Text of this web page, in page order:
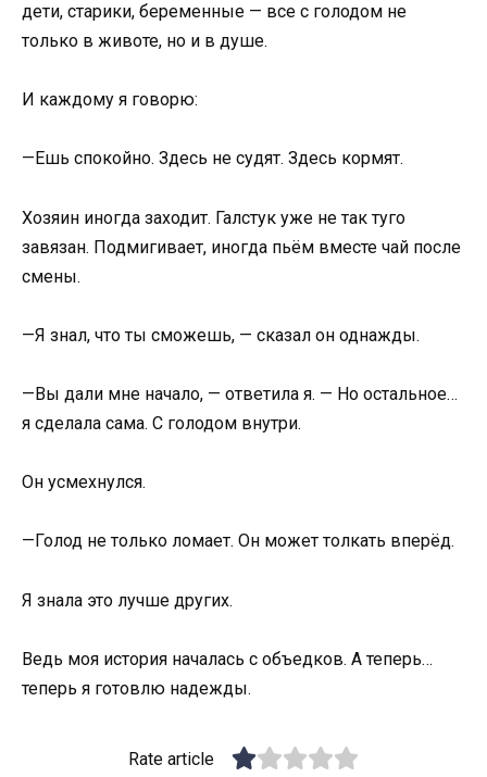
дети, старики, беременные — все с голодом не
только в животе, но и в душе.
И каждому я говорю:
—Ешь спокойно. Здесь не судят. Здесь кормят.
Хозяин иногда заходит. Галстук уже не так туго
завязан. Подмигивает, иногда пьём вместе чай после
смены.
—Я знал, что ты сможешь, — сказал он однажды.
—Вы дали мне начало, — ответила я. — Но остальное…
я сделала сама. С голодом внутри.
Он усмехнулся.
—Голод не только ломает. Он может толкать вперёд.
Я знала это лучше других.
Ведь моя история началась с объедков. А теперь…
теперь я готовлю надежды.
Rate article